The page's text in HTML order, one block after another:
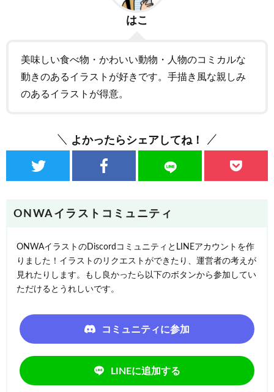
はこ
美味しい食べ物・かわいい動物・人物のコミカルな
動きのあるイラストが好きです。手描き風な親しみ
のあるイラストが得意。
よかったらシェアしてね！
ONWAイラストコミュニティ
ONWAイラストのDiscordコミュニティとLINEアカウントを作
りました！イラストのリクエストができたり、運営者の考えが
見れたりします。もし良かったら以下のボタンから参加してい
ただけるとうれしいです。
コミュニティに参加
LINEに追加する